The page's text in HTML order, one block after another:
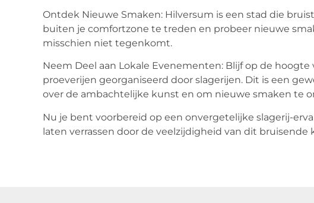
Ontdek Nieuwe Smaken: Hilversum is een stad die
buiten je comfortzone te treden en probeer nieuwe
misschien niet tegenkomt.
Neem Deel aan Lokale Evenementen: Blijf op de
proeverijen georganiseerd door slagerijen. Dit is een
over de ambachtelijke kunst en om nieuwe smaken te
Nu je bent voorbereid op een onvergetelijke slagerij-
laten verrassen door de veelzijdigheid van dit bruisende